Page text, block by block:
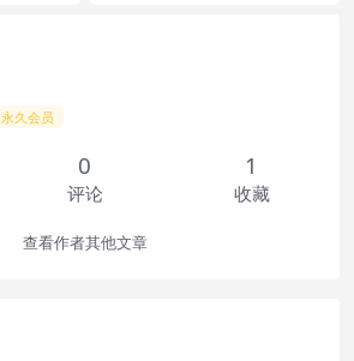
永久会员
0
评论
1
收藏
查看作者其他文章